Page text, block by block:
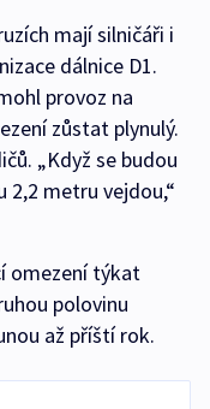
mají silničáři i
dálnice D1.
provoz na
zůstat plynulý.
„Když se budou
metru vejdou,“
omezení týkat
polovinu
až příští rok.